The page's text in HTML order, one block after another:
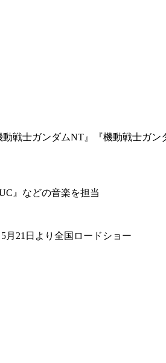
戦士ガンダムNT』『機動戦士ガ
』などの音楽を担当
21日より全国ロードショー